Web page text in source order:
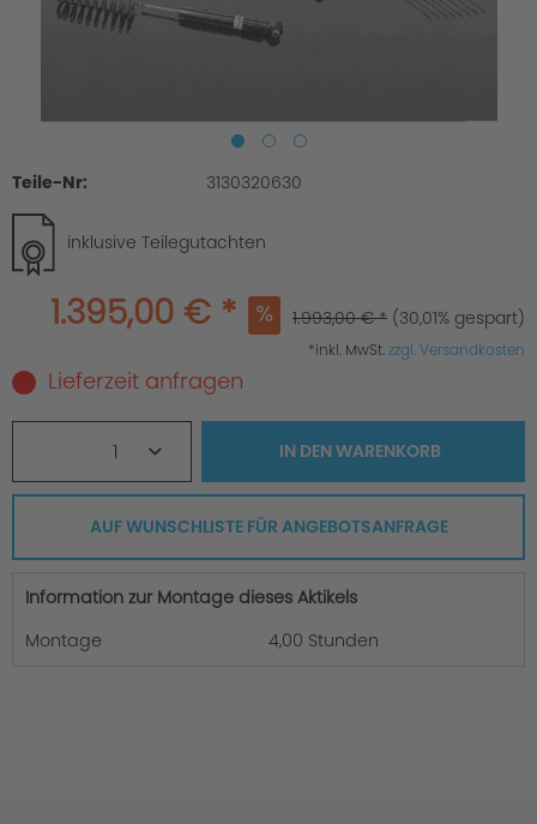
Teile-Nr: 3130320630
inklusive Teilegutachten
1.395,00 € * 1.993,00 € * (30,01% gespart)
*inkl. MwSt.zzgl. Versandkosten
Lieferzeit anfragen
1 IN DENWARENKORB
AUF WUNSCHLISTE FÜR ANGEBOTSANFRAGE
Information zur Montage dieses Aktikels
Montage
4,00 Stunden